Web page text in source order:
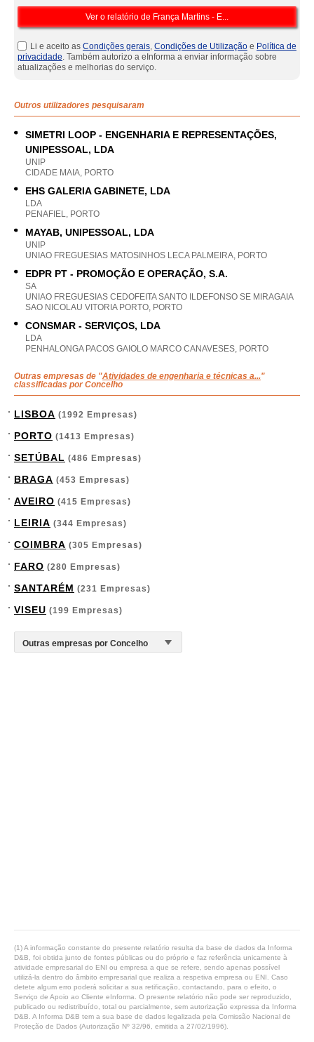
Li e aceito as Condições gerais, Condições de Utilização e Política de
privacidade. Também autorizo a eInforma a enviar informação sobre
atualizações e melhorias do serviço.
Outros utilizadores pesquisaram
SIMETRI LOOP - ENGENHARIA E REPRESENTAÇÕES,
UNIPESSOAL, LDA
UNIP
CIDADE MAIA, PORTO
EHS GALERIA GABINETE, LDA
LDA
PENAFIEL, PORTO
MAYAB, UNIPESSOAL, LDA
UNIP
UNIAO FREGUESIAS MATOSINHOS LECA PALMEIRA, PORTO
EDPR PT - PROMOÇÃO E OPERAÇÃO, S.A.
SA
UNIAO FREGUESIAS CEDOFEITA SANTO ILDEFONSO SE MIRAGAIA
SAO NICOLAU VITORIA PORTO, PORTO
CONSMAR - SERVIÇOS, LDA
LDA
PENHALONGA PACOS GAIOLO MARCO CANAVESES, PORTO
Outras empresas de "Atividades de engenharia e técnicas a..."
classificadas por Concelho
LISBOA (1992 Empresas)
PORTO (1413 Empresas)
SETÚBAL (486 Empresas)
BRAGA (453 Empresas)
AVEIRO (415 Empresas)
LEIRIA (344 Empresas)
COIMBRA (305 Empresas)
FARO (280 Empresas)
SANTARÉM (231 Empresas)
VISEU (199 Empresas)
(1) A informação constante do presente relatório resulta da base de dados da Informa
D&B, foi obtida junto de fontes públicas ou do próprio e faz referência unicamente à
atividade empresarial do ENI ou empresa a que se refere, sendo apenas possível
utilizá-la dentro do âmbito empresarial que realiza a respetiva empresa ou ENI. Caso
detete algum erro poderá solicitar a sua retificação, contactando, para o efeito, o
Serviço de Apoio ao Cliente eInforma. O presente relatório não pode ser reproduzido,
publicado ou redistribuído, total ou parcialmente, sem autorização expressa da Informa
D&B. A Informa D&B tem a sua base de dados legalizada pela Comissão Nacional de
Proteção de Dados (Autorização Nº 32/96, emitida a 27/02/1996).